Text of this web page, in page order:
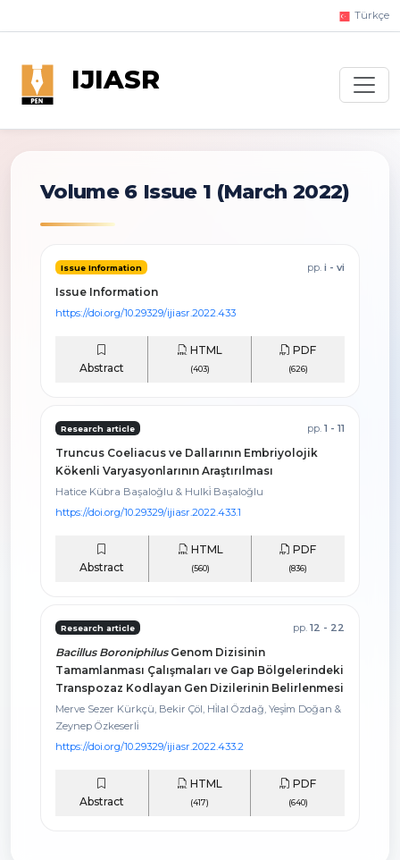
Türkçe
IJIASR
Volume 6 Issue 1 (March 2022)
Issue Information pp. i - vi
Issue Information
https://doi.org/10.29329/ijiasr.2022.433
Abstract
HTML
(403)
PDF
(626)
Research article pp. 1 - 11
Truncus Coeliacus ve Dallarının Embriyolojik
Kökenli Varyasyonlarının Araştırılması
Hatice Kübra Başaloğlu & Hulki̇ Başaloğlu
https://doi.org/10.29329/ijiasr.2022.433.1
Abstract
HTML
(560)
PDF
(836)
Research article pp. 12 - 22
Bacillus BoroniphilusGenom Dizisinin
Tamamlanması Çalışmaları ve Gap Bölgelerindeki
Transpozaz Kodlayan Gen Dizilerinin Belirlenmesi
Merve Sezer Kürkçü, Bekir Çöl, Hi̇lal Özdağ, Yeşi̇m Doğan &
Zeynep Özkeserli̇
https://doi.org/10.29329/ijiasr.2022.433.2
Abstract
HTML
(417)
PDF
(640)